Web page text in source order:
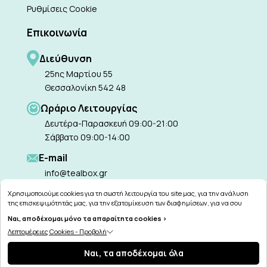
Ρυθμίσεις Cookie
Επικοινωνία
Διεύθυνση
25ης Μαρτίου 55
Θεσσαλονίκη 542 48
Ωράριο Λειτουργίας
Δευτέρα-Παρασκευή 09:00-21:00
Σάββατο 09:00-14:00
Ε-mail
info@tealbox.gr
Copyright © 2026
Χρησιμοποιούμε cookies για τη σωστή λειτουργία του site μας, για την ανάλυση
της επισκεψιμότητάς μας, για την εξατομίκευση των διαφημίσεων, για να σου
μας εύκολα! Μπορείς να δεις τη πολιτική μας για τα cookies
Ναι, αποδέχομαι μόνο τα απαραίτητα cookies >
Λεπτομέρειες Cookies - Προβολή
Ναι, τα αποδέχομαι όλα